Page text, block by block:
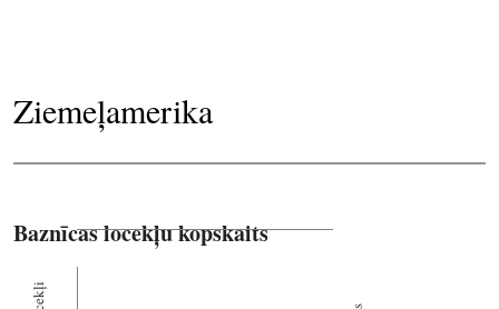
Ziemeļamerika
Baznīcas locekļu kopskaits